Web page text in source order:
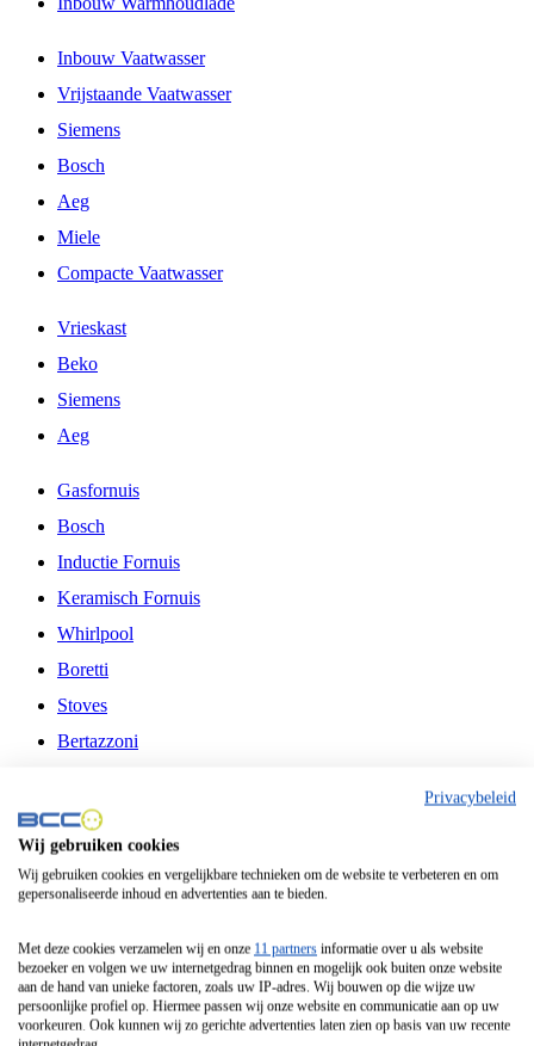
Inbouw Vaatwasser
Vrijstaande Vaatwasser
Siemens
Bosch
Aeg
Miele
Compacte Vaatwasser
Vrieskast
Beko
Siemens
Aeg
Gasfornuis
Bosch
Inductie Fornuis
Keramisch Fornuis
Whirlpool
Boretti
Stoves
Bertazzoni
Fitelli
Airfryer
Frituurpan
Contactgrill
Broodbakmachine
Broodrooster
Privacybeleid
Wij gebruiken cookies
Wij gebruiken cookies en vergelijkbare technieken om de website te verbeteren en om
gepersonaliseerde inhoud en advertenties aan te bieden.
Met deze cookies verzamelen wij en onze 11 partners informatie over u als website
bezoeker en volgen we uw internetgedrag binnen en mogelijk ook buiten onze website
aan de hand van unieke factoren, zoals uw IP-adres. Wij bouwen op die wijze uw
persoonlijke profiel op. Hiermee passen wij onze website en communicatie aan op uw
voorkeuren. Ook kunnen wij zo gerichte advertenties laten zien op basis van uw recente